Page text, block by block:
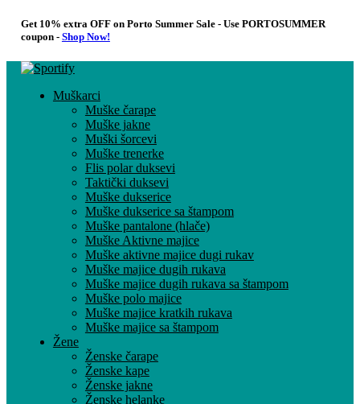
Get 10% extra OFF on Porto Summer Sale - Use PORTOSUMMER
coupon - Shop Now!
Muškarci
Muške čarape
Muške jakne
Muški šorcevi
Muške trenerke
Flis polar duksevi
Taktički duksevi
Muške dukserice
Muške dukserice sa štampom
Muške pantalone (hlače)
Muške Aktivne majice
Muške aktivne majice dugi rukav
Muške majice dugih rukava
Muške majice dugih rukava sa štampom
Muške polo majice
Muške majice kratkih rukava
Muške majice sa štampom
Žene
Ženske čarape
Ženske kape
Ženske jakne
Ženske helanke